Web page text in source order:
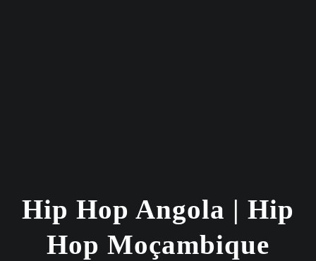
Hip Hop Angola | Hip
Hop Moçambique